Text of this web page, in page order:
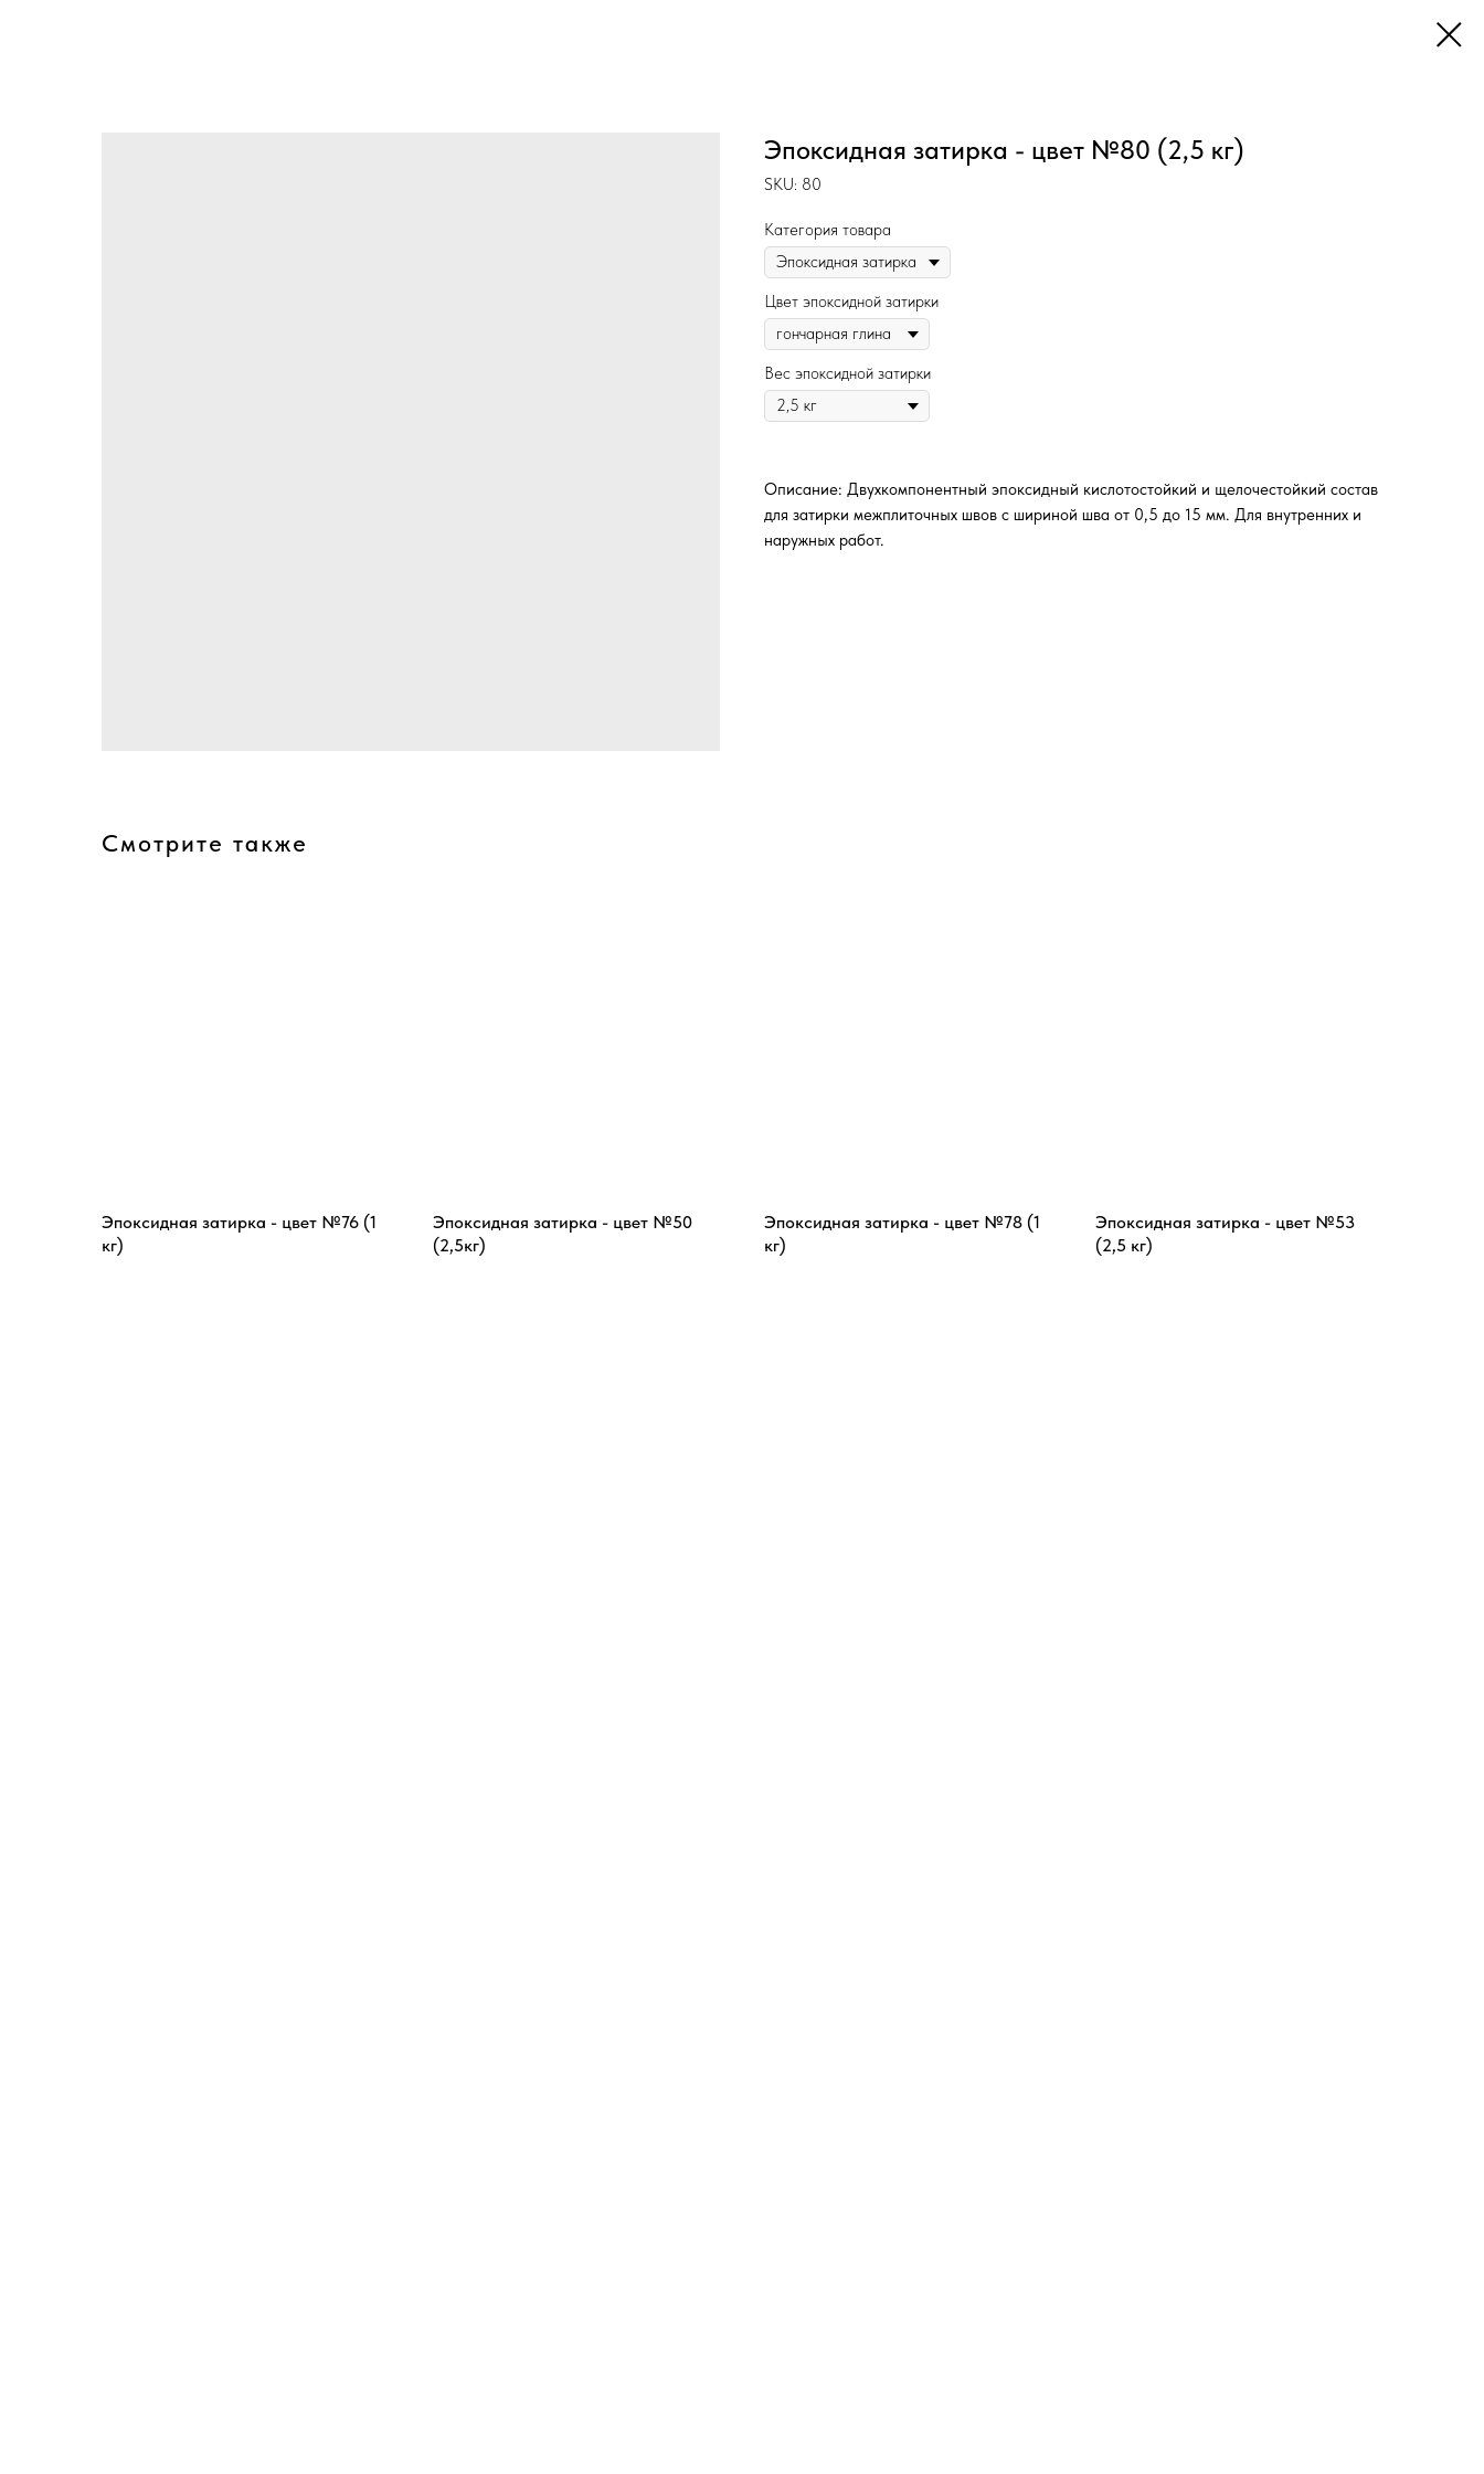
Эпоксидная затирка - цвет №80 (2,5 кг)
SKU: 80
Категория товара
Цвет эпоксидной затирки
Вес эпоксидной затирки
Описание: Двухкомпонентный эпоксидный кислотостойкий и щелочестойкий состав
для затирки межплиточных швов с шириной шва от 0,5 до 15 мм. Для внутренних и
наружных работ.
Смотрите также
Эпоксидная затирка - цвет №76 (1
кг)
Эпоксидная затирка - цвет №50
(2,5кг)
Эпоксидная затирка - цвет №78 (1
кг)
Эпоксидная затирка - цвет №53
(2,5 кг)